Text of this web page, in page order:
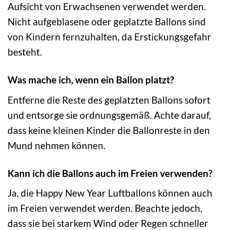
Aufsicht von Erwachsenen verwendet werden.
Nicht aufgeblasene oder geplatzte Ballons sind
von Kindern fernzuhalten, da Erstickungsgefahr
besteht.
Was mache ich, wenn ein Ballon platzt?
Entferne die Reste des geplatzten Ballons sofort
und entsorge sie ordnungsgemäß. Achte darauf,
dass keine kleinen Kinder die Ballonreste in den
Mund nehmen können.
Kann ich die Ballons auch im Freien verwenden?
Ja, die Happy New Year Luftballons können auch
im Freien verwendet werden. Beachte jedoch,
dass sie bei starkem Wind oder Regen schneller